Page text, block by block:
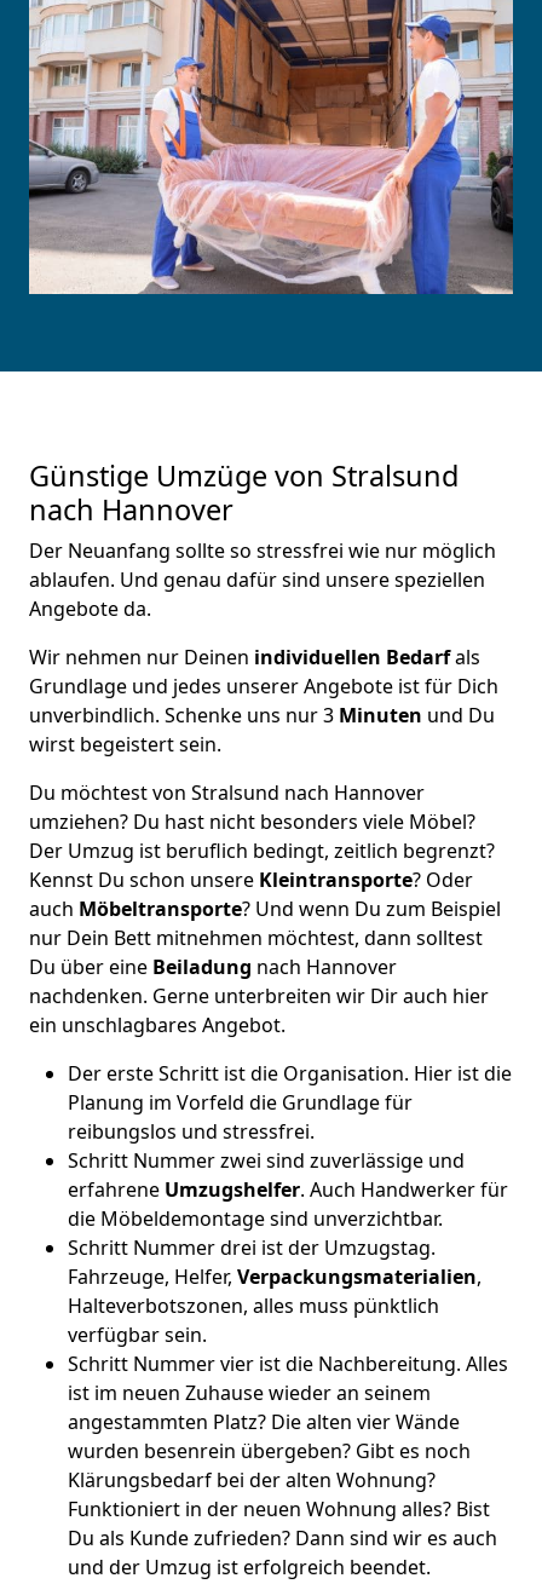
Günstige Umzüge von Stralsund
nach Hannover
Der Neuanfang sollte so stressfrei wie nur möglich
ablaufen. Und genau dafür sind unsere speziellen
Angebote da.
Wir nehmen nur Deinen individuellen Bedarfals
Grundlage und jedes unserer Angebote ist für Dich
unverbindlich. Schenke uns nur 3 Minuten und Du
wirst begeistert sein.
Du möchtest von Stralsund nach Hannover
umziehen? Du hast nicht besonders viele Möbel?
Der Umzug ist beruflich bedingt, zeitlich begrenzt?
Kennst Du schon unsere Kleintransporte? Oder
auch Möbeltransporte? Und wenn Du zum Beispiel
nur Dein Bett mitnehmen möchtest, dann solltest
Du über eine Beiladung nach Hannover
nachdenken. Gerne unterbreiten wir Dir auch hier
ein unschlagbares Angebot.
Der erste Schritt ist die Organisation. Hier ist die
Planung im Vorfeld die Grundlage für
reibungslos und stressfrei.
Schritt Nummer zwei sind zuverlässige und
erfahrene Umzugshelfer. Auch Handwerker für
die Möbeldemontage sind unverzichtbar.
Schritt Nummer drei ist der Umzugstag.
Fahrzeuge, Helfer, Verpackungsmaterialien,
Halteverbotszonen, alles muss pünktlich
verfügbar sein.
Schritt Nummer vier ist die Nachbereitung. Alles
ist im neuen Zuhause wieder an seinem
angestammten Platz? Die alten vier Wände
wurden besenrein übergeben? Gibt es noch
Klärungsbedarf bei der alten Wohnung?
Funktioniert in der neuen Wohnung alles? Bist
Du als Kunde zufrieden? Dann sind wir es auch
und der Umzug ist erfolgreich beendet.